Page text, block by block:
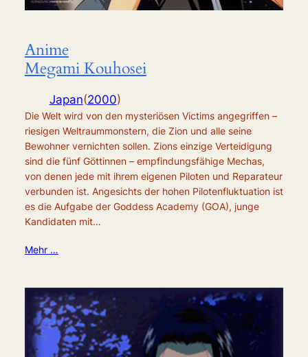
Anime
Megami Kouhosei
Japan(2000)
Die Welt wird von den mysteriösen Victims angegriffen –
riesigen Weltraummonstern, die Zion und alle seine
Bewohner vernichten sollen. Zions einzige Verteidigung
sind die fünf Göttinnen – empfindungsfähige Mechas,
von denen jede mit ihrem eigenen Piloten und Reparateur
verbunden ist. Angesichts der hohen Pilotenfluktuation ist
es die Aufgabe der Goddess Academy (GOA), junge
Kandidaten mit…
Mehr …